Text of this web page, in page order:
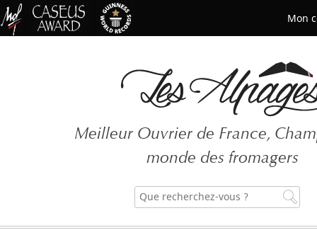
Meilleur Ouvrier de France,
monde des fromagers
Mon
Mot de passe oublié ?
CRÉER UN